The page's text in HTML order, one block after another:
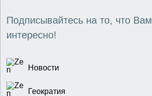
Подписывайтесь на то, что Вам
интересно!
Новости
Геократия